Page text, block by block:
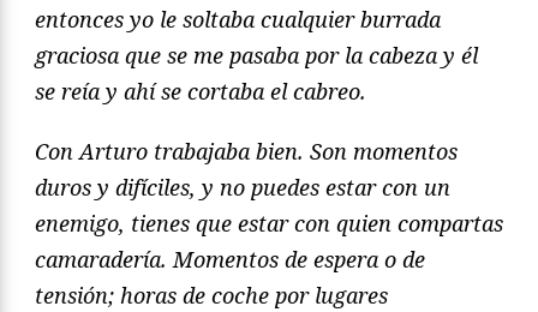
entonces yo le soltaba cualquier burrada
graciosa que se me pasaba por la cabeza y él
se reía y ahí se cortaba el cabreo.
Con Arturo trabajaba bien. Son momentos
duros y difíciles, y no puedes estar con un
enemigo, tienes que estar con quien compartas
camaradería. Momentos de espera o de
tensión; horas de coche por lugares